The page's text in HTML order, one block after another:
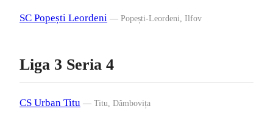
SC Popești Leordeni — Popești-Leordeni, Ilfov
Liga 3 Seria 4
CS Urban Titu — Titu, Dâmbovița